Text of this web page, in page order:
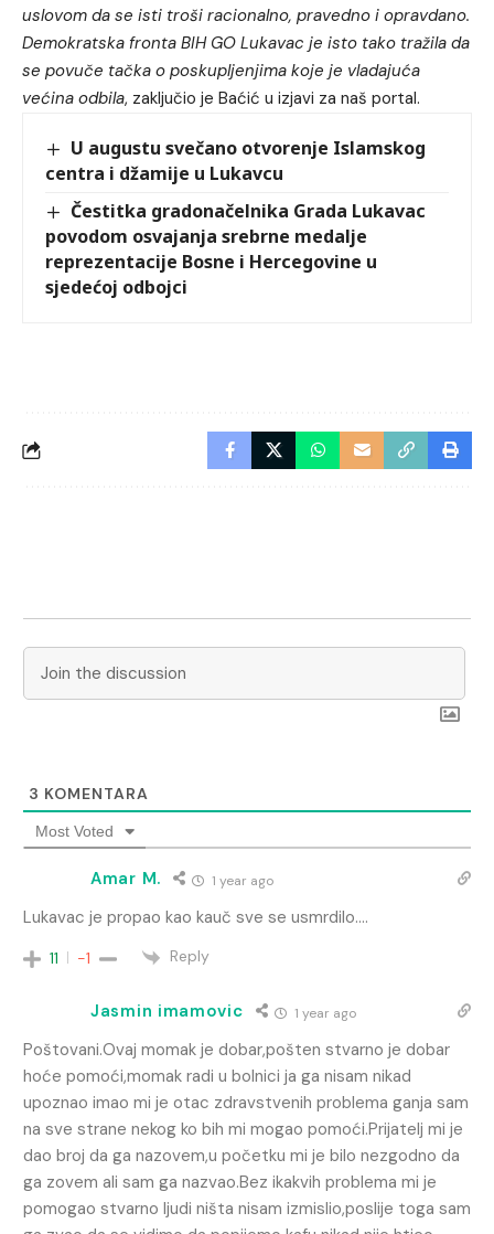
uslovom da se isti troši racionalno, pravedno i opravdano.
Demokratska fronta BIH GO Lukavac je isto tako tražila da
se povuče tačka o poskupljenjima koje je vladajuća
većina odbila, zaključio je Baćić u izjavi za naš portal.
U augustu svečano otvorenje Islamskog
centra i džamije u Lukavcu
Čestitka gradonačelnika Grada Lukavac
povodom osvajanja srebrne medalje
reprezentacije Bosne i Hercegovine u
sjedećoj odbojci
3 KOMENTARA
Most Voted
Amar M. 1 year ago
Lukavac je propao kao kauč sve se usmrdilo….
11 -1 Reply
Jasmin imamovic 1 year ago
Poštovani.Ovaj momak je dobar,pošten stvarno je dobar
hoće pomoći,momak radi u bolnici ja ga nisam nikad
upoznao imao mi je otac zdravstvenih problema ganja sam
na sve strane nekog ko bih mi mogao pomoći.Prijatelj mi je
dao broj da ga nazovem,u početku mi je bilo nezgodno da
ga zovem ali sam ga nazvao.Bez ikakvih problema mi je
pomogao stvarno ljudi ništa nisam izmislio,poslije toga sam